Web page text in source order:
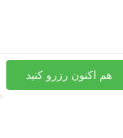
هم اکنون رزرو کنید